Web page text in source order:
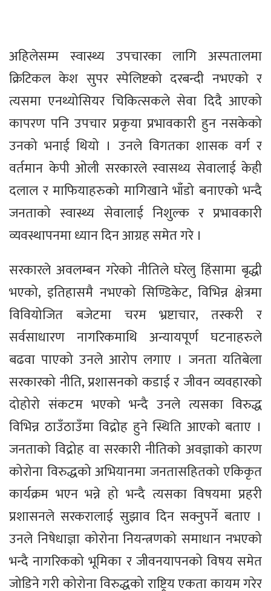
अहिलेसम्म स्वास्थ्य उपचारका लागि अस्पतालमा
क्रिटिकल केश सुपर स्पेलिष्टको दरबन्दी नभएको र
त्यसमा एनथ्योसियर चिकित्सकले सेवा दिदै आएको
कापरण पनि उपचार प्रकृया प्रभावकारी हुन नसकेको
उनको भनाई थियो । उनले विगतका शासक वर्ग र
वर्तमान केपी ओली सरकारले स्वासथ्य सेवालाई केही
दलाल र माफियाहरुको मागिखाने भाँडो बनाएको भन्दै
जनताको स्वास्थ्य सेवालाई निशुल्क र प्रभावकारी
व्यवस्थापनमा ध्यान दिन आग्रह समेत गरे ।
सरकारले अवलम्बन गरेको नीतिले घरेलु हिंसामा बृद्धी
भएको, इतिहासमै नभएको सिण्डिकेट, विभिन्न क्षेत्रमा
विवियोजित बजेटमा चरम भ्रष्टाचार, तस्करी र
सर्वसाधारण नागरिकमाथि अन्यायपूर्ण घटनाहरुले
बढवा पाएको उनले आरोप लगाए । जनता यतिबेला
सरकारको नीति, प्रशासनको कडाई र जीवन व्यवहारको
दोहोरो संकटम भएको भन्दै उनले त्यसका विरुद्ध
विभिन्न ठाउँठाउँमा विद्रोह हुने स्थिति आएको बताए ।
जनताको विद्रोह वा सरकारी नीतिको अवज्ञाको कारण
कोरोना विरुद्धको अभियानमा जनतासहितको एकिकृत
कार्यक्रम भएन भन्ने हो भन्दै त्यसका विषयमा प्रहरी
प्रशासनले सरकरालाई सुझाव दिन सक्नुपर्ने बताए ।
उनले निषेधाज्ञा कोरोना नियन्त्रणको समाधान नभएको
भन्दै नागरिकको भूमिका र जीवनयापनको विषय समेत
जोडिने गरी कोरोना विरुद्धको राष्ट्रिय एकता कायम गरेर